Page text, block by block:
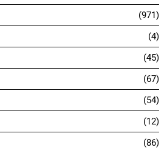
971
4
45
67
54
12
86